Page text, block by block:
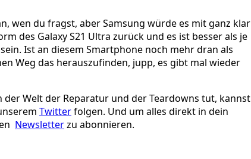
wen du fragst, aber Samsung würde es mit ganz klar
des Galaxy S21 Ultra zurück und es ist besser als je
Ist an diesem Smartphone noch mehr dran als
Weg das herauszufinden, jupp, es gibt mal wieder
Welt der Reparatur und der Teardowns tut, kannst
Twitterfolgen. Und um alles direkt in dein
Newsletterzu abonnieren.